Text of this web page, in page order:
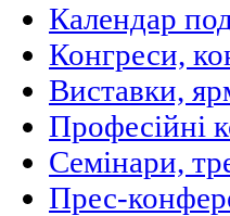
Календар
Конгреси,
Виставки,
Професійні
Семінари,
Прес-